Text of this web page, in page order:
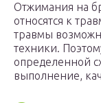
Отжимания на
относятся к
травмы
техники.
определенной
выполнение,